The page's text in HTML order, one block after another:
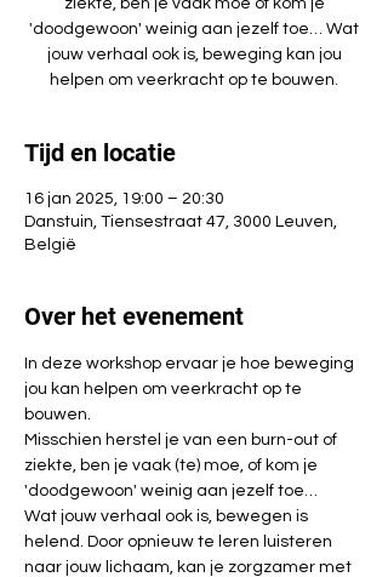
ziekte, ben je vaak moe of kom je
'doodgewoon' weinig aan jezelf toe… Wat
jouw verhaal ook is, beweging kan jou
helpen om veerkracht op te bouwen.
Tijd en locatie
16 jan 2025, 19:00 – 20:30
Danstuin, Tiensestraat 47, 3000 Leuven,
België
Over het evenement
In deze workshop ervaar je hoe beweging
jou kan helpen om veerkracht op te
bouwen.
Misschien herstel je van een burn-out of
ziekte, ben je vaak (te) moe, of kom je
'doodgewoon' weinig aan jezelf toe…
Wat jouw verhaal ook is, bewegen is
helend. Door opnieuw te leren luisteren
naar jouw lichaam, kan je zorgzamer met